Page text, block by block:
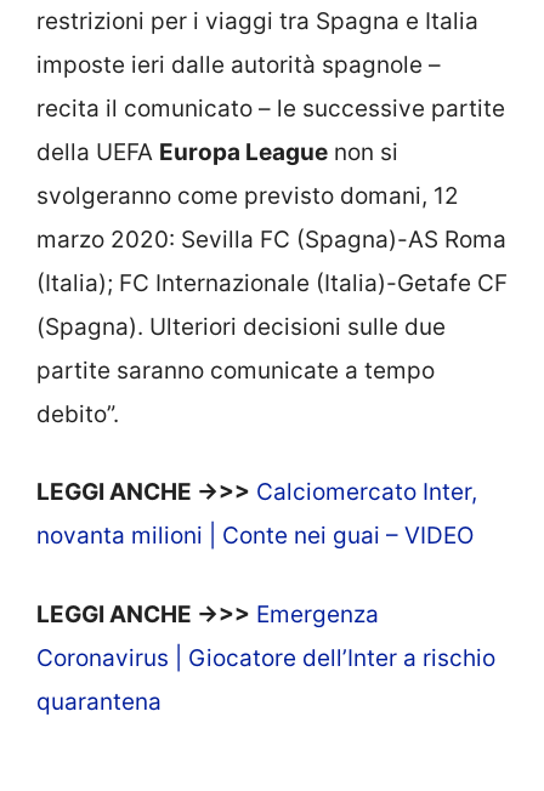
restrizioni per i viaggi tra Spagna e Italia
imposte ieri dalle autorità spagnole –
recita il comunicato – le successive partite
della UEFA Europa League non si
svolgeranno come previsto domani, 12
marzo 2020: Sevilla FC (Spagna)-AS Roma
(Italia); FC Internazionale (Italia)-Getafe CF
(Spagna). Ulteriori decisioni sulle due
partite saranno comunicate a tempo
debito”.
LEGGI ANCHE ->>> Calciomercato Inter,
novanta milioni | Conte nei guai – VIDEO
LEGGI ANCHE ->>> Emergenza
Coronavirus | Giocatore dell’Inter a rischio
quarantena